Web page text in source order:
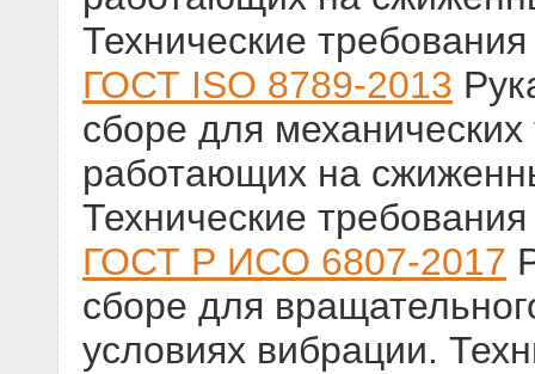
Технические требования
ГОСТ ISO 8789-2013
сборе для
работающих на
Технические требования
ГОСТ Р ИСО 6807-2017
сборе для
условиях вибрации.